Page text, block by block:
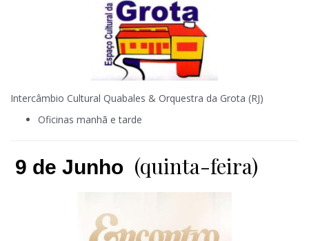
Intercâmbio Cultural Quabales & Orquestra da Grota (RJ)
Oficinas manhã e tarde
9 de Junho (quinta-feira)